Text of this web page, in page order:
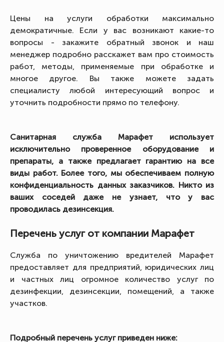
Цены на услуги обработки максимально
демократичные. Если у вас возникают какие-то
вопросы - закажите обратный звонок и наш
менеджер подробно расскажет вам про стоимость
работ, методы, применяемые при обработке и
многое другое. Вы также можете задать
специалисту любой интересующий вопрос и
уточнить подробности прямо по телефону.
Санитарная служба Марафет использует
исключительно проверенное оборудование и
препараты, а также предлагает гарантию на все
виды работ. Более того, мы обеспечиваем полную
конфиденциальность данных заказчиков. Никто из
ваших соседей даже не узнает, что у вас
проводилась дезинсекция.
Перечень услуг от компании Марафет
Служба по уничтожению вредителей Марафет
предоставляет для предприятий, юридических лиц
и частных лиц огромное количество услуг по
дезинфекции, дезинсекции, помещений, а также
участков.
Подробный перечень услуг приведен ниже: